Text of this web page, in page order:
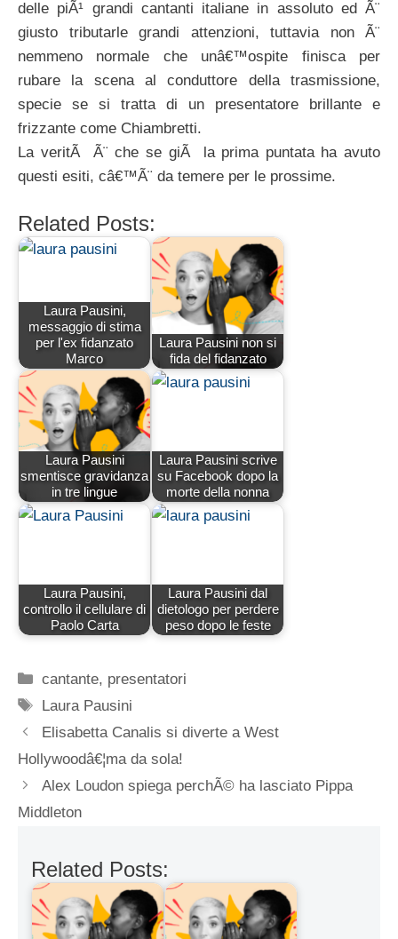
delle piÃ¹ grandi cantanti italiane in assoluto ed Ã¨
giusto tributarle grandi attenzioni, tuttavia non Ã¨
nemmeno normale che unâ€™ospite finisca per
rubare la scena al conduttore della trasmissione,
specie se si tratta di un presentatore brillante e
frizzante come Chiambretti.
La veritÃ Ã¨ che se giÃ la prima puntata ha avuto
questi esiti, câ€™Ã¨ da temere per le prossime.
Related Posts:
Laura Pausini,
messaggio di stima
per l'ex fidanzato
Marco
Laura Pausini non si
fida del fidanzato
Laura Pausini
smentisce gravidanza
in tre lingue
Laura Pausini scrive
su Facebook dopo la
morte della nonna
Laura Pausini,
controllo il cellulare di
Paolo Carta
Laura Pausini dal
dietologo per perdere
peso dopo le feste
Categorie
cantante, presentatori
Tag
Laura Pausini
Elisabetta Canalis si diverte a West
Hollywoodâ€¦ma da sola!
Alex Loudon spiega perchÃ© ha lasciato Pippa
Middleton
Related Posts: